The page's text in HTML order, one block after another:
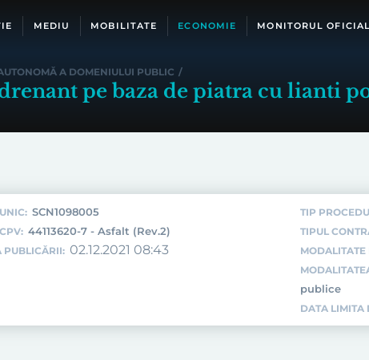
MEDIU MOBILITATE ECONOMIE MONITORUL
A DOMENIULUI PUBLIC /
pe baza de piatra cu lianti
SCN1098005
44113620-7 - Asfalt (Rev.2)
PUBLICĂRII: 02.12.2021 08:43
TIP
TIPUL
MODALITATE
publice
DATA LIMITA